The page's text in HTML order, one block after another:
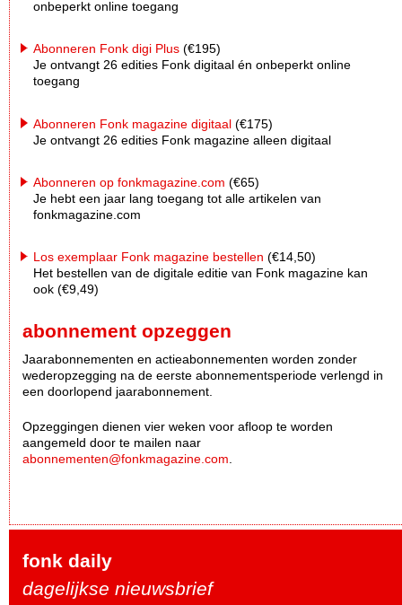
onbeperkt online toegang
Abonneren Fonk digi Plus (€195)
Je ontvangt 26 edities Fonk digitaal én onbeperkt online
toegang
Abonneren Fonk magazine digitaal (€175)
Je ontvangt 26 edities Fonk magazine alleen digitaal
Abonneren op fonkmagazine.com (€65)
Je hebt een jaar lang toegang tot alle artikelen van
fonkmagazine.com
Los exemplaar Fonk magazine bestellen (€14,50)
Het bestellen van de digitale editie van Fonk magazine kan
ook (€9,49)
abonnement opzeggen
Jaarabonnementen en actieabonnementen worden zonder
wederopzegging na de eerste abonnementsperiode verlengd in
een doorlopend jaarabonnement.
Opzeggingen dienen vier weken voor afloop te worden
aangemeld door te mailen naar
abonnementen@fonkmagazine.com
fonk daily
dagelijkse nieuwsbrief